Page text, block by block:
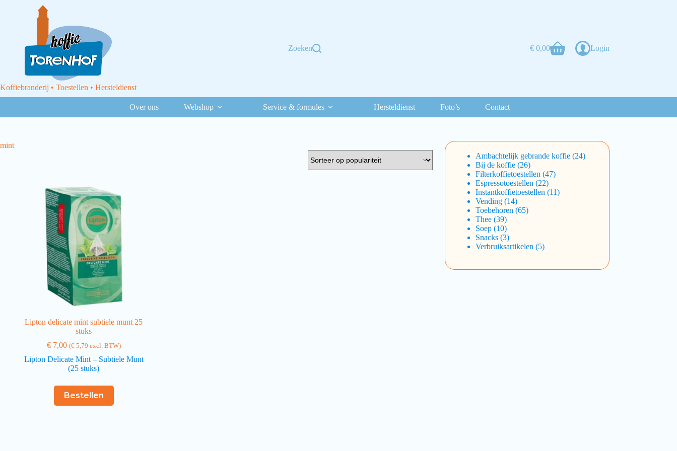
Koffiebranderij • Toestellen • Hersteldienst
Zoeken €0,00 Login
Over ons Webshop Service & formules Hersteldienst Foto’s Contact
mint
Lipton delicate mint subtiele munt 25
stuks
€7,00 (€5,79 excl. BTW)
Lipton Delicate Mint – Subtiele Munt
(25 stuks)
Bestellen
Ambachtelijk gebrande koffie 24
Bij de koffie 26
Filterkoffietoestellen 47
Espressotoestellen
22
Instantkoffietoestellen
11
Vending 14
Toebehoren 65
Thee 39
Soep 10
Snacks 3
Verbruiksartikelen
5